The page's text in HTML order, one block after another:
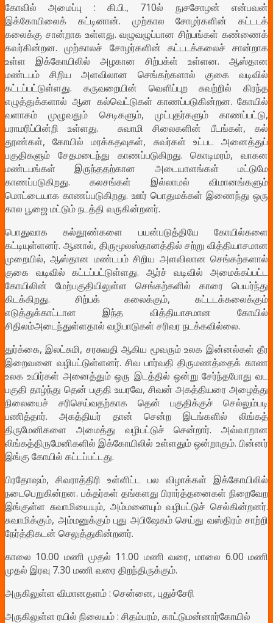
கோவில் அமைப்பு : கி.பி., 710ல் நுசசோழன் என்பவன்
இக்கோயிலைக் கட்டினான். முற்கால சோழர்களின் கட்டடக்
கலைக்கு சான்றாக உள்ளது. வழுவழுப்பான சிற்பங்கள் கண்ணைக்
கவர்கின்றன. முற்காலச் சோழர்களின் கட்டடக்கலைச் சான்றாக
உள்ள இக்கோயிலில் அழகான சிற்பக்ள் உள்ளன. ஆஸ்தான
மண்டபம் சிறிய அளவிலான செங்கற்களால் குகை வடிவில்
கட்டப்பட்டுள்ளது. கருவறையின் வெளிப்புற சுவற்றில் கிரந்த
எழுத்துக்களால் ஆன கல்வெட்டுகள் காணப்படுகின்றன. கோயில்
வளாகம் முழுவதும் செடிகளும், முட்புதர்களும் காணப்பட்டு,
பராமரிப்பின்றி உள்ளது. சுவாமி சிலைகளின் பீடங்கள், கல்
தூண்கள், கோயில் மரக்கதவுகள், சுவர்கள் உட்பட அனைத்துப்
பகுதிகளும் சேதமடைந்து காணப்படுகிறது. கொடிமரம், வாகன
மண்டபங்கள் இருந்ததற்கான அடையாளங்கள் மட்டுமே
காணப்படுகிறது. கலசங்கள் இல்லாமல் விமானங்களும்
மொட்டையாக காணப்படுகிறது. ஊர் பொதுமக்கள் இணைந்து ஒரு
கால பூஜை மட்டும் நடத்தி வருகின்றனர்.
பொதுவாக கல்தூண்களை பயன்படுத்தியே கோயில்களை
கட்டியுள்ளனர். ஆனால், திருமூலஸ்தானத்தில் சற்று வித்தியாசமான
முறையில், ஆஸ்தான மண்டபம் சிறிய அளவிலான செங்கற்களால்
குகை வடிவில் கட்டப்பட்டுள்ளது. ஆர்ச் வடிவில் அமைக்கப்பட்ட
கோயிலின் மேற்பகுதியிலுள்ள செங்கற்களில் காரை பெயர்ந்து
கிடக்கிறது. சிற்பக் கலைக்கும், கட்டடக்கலைக்கும்
எடுத்துக்காட்டான இந்த வித்தியாசமான கோயில்
சிதிலம்அடைந்துள்ளதால் வழிபாடுகள் சரிவர நடக்கவில்லை.
துர்க்கை, இலட்சுமி, சரசுவதி ஆகிய மூவரும் உலக இன்னல்கள் தீர
இறைவனை வழிபட்டுள்ளனர். சிவ பார்வதி திருமணத்தைக் காண
உலக உயிர்கள் அனைத்தும் ஒரு இடத்தில் ஒன்று சேர்ந்தபோது வட
பகுதி தாழ்ந்து தென் பகுதி உயரவே, சிவன் அகத்தியரை அழைத்து
நிலையைச் சரிசெய்வதற்காக தென் பகுதிக்குச் செல்லும்படி
பணித்தார். அகத்தியர் தான் சென்ற இடங்களில் லிங்கத்
திருமேனிகளை அமைத்து வழிபட்டுச் சென்றார். அவ்வாறான
லிங்கத்திருமேனிகளில் இக்கோயிலில் உள்ளதும் ஒன்றாகும். பின்னர்
இங்கு கோயில் கட்டப்பட்டது.
பிரதோஷம், சிவராத்திரி உள்ளிட்ட பல விழாக்கள் இக்கோயிலில்
நடைபெறுகின்றன. பக்தர்கள் தங்களது பிரார்த்தனைகள் நிறைவேற
இங்குள்ள சுவாமியையும், அம்மனையும் வழிபட்டுச் செல்கின்றனர்.
சுவாமிக்கும், அம்மனுக்கும் புது அபிஷேகம் செய்து வஸ்திரம் சாற்றி
நேர்த்திகடன் செலுத்துகின்றனர்.
காலை 10.00 மணி முதல் 11.00 மணி வரை, மாலை 6.00 மணி
முதல் இரவு 7.30 மணி வரை திறந்திருக்கும்.
அருகிலுள்ள விமானதளம் : சென்னை, புதுச்சேரி
அருகிலுள்ள ரயில் நிலையம் : சிதம்பரம், காட்டுமன்னார்கோயில்